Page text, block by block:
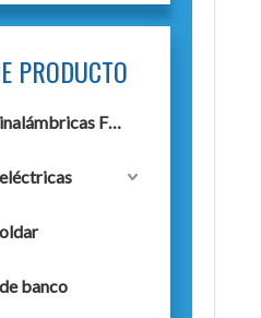
PRODUCTO
Herramientas inalámbricas F20+
banco